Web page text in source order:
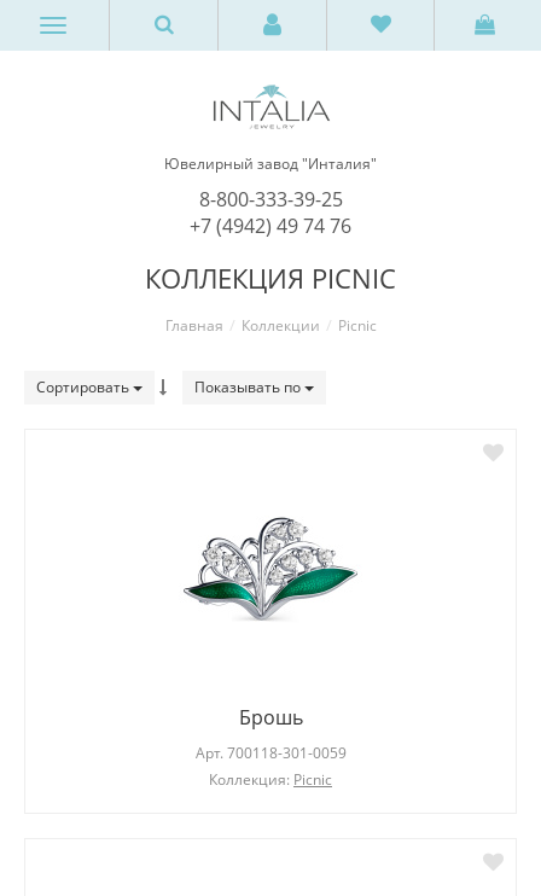
Ювелирный завод "Инталия"
8-800-333-39-25
+7 (4942) 49 74 76
КОЛЛЕКЦИЯ PICNIC
Главная Коллекции Picnic
Сортировать Показывать по
Брошь
Арт. 700118-301-0059
Коллекция: Picnic